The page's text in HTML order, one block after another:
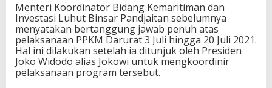
Menteri Koordinator Bidang Kemaritiman dan
Investasi Luhut Binsar Pandjaitan sebelumnya
menyatakan bertanggung jawab penuh atas
pelaksanaan PPKM Darurat 3 Juli hingga 20 Juli 2021.
Hal ini dilakukan setelah ia ditunjuk oleh Presiden
Joko Widodo alias Jokowi untuk mengkoordinir
pelaksanaan program tersebut.